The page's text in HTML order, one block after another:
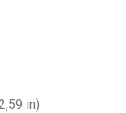
in)